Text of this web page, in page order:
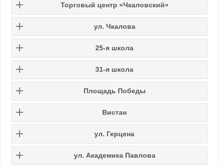
Торговый центр «Чкаловский»
ул. Чкалова
25-я школа
31-я школа
Площадь Победы
Вистан
ул. Герцена
ул. Академика Павлова